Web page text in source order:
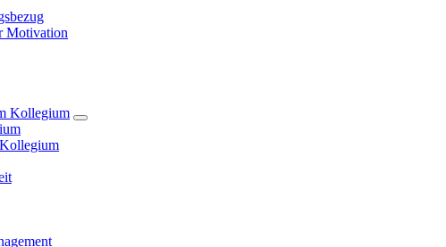
Motivation
Kollegium